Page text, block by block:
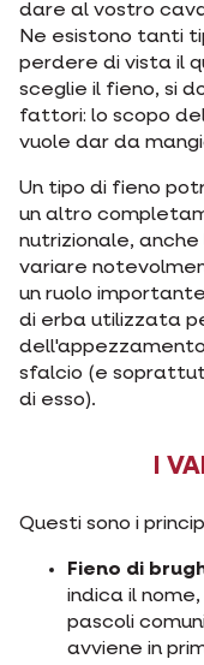
dare al vostro
Ne esistono tanti
perdere di vista il
sceglie il fieno, si
fattori: lo scopo
vuole dar da
Un tipo di fieno
un altro
nutrizionale,
variare
un ruolo
di erba utilizzata
sfalcio (e
di esso).
I
Questi sono i
Fieno di
indica il
pascoli
avviene in